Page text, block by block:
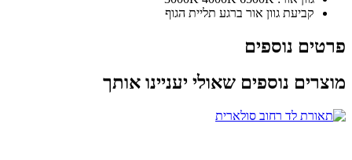
קביעת גוון אור ברגע תליית הגוף
נוספים
נוספים שאולי יעניינו אותך